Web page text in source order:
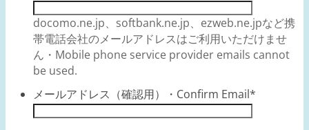
docomo.ne.jp、softbank.ne.jp、ezweb.ne.jpなど携
帯電話会社のメールアドレスはご利用いただけませ
ん・Mobile phone service provider emails cannot
be used.
メールアドレス（確認用）・Confirm Email*